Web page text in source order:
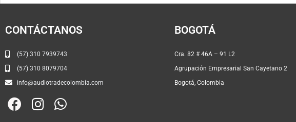
CONTÁCTANOS
(57) 310 7939743
(57) 310 8079704
info@audiotradecolombia.com
F I W
BOGOTÁ
Cra. 82 # 46A – 91
Agrupación Empresarial San Cayetano 2
Bogotá, Colombia